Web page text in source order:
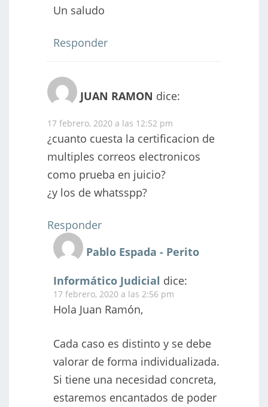
Un saludo
Responder
JUAN RAMON dice:
17 febrero, 2020 a las 12:52 pm
¿cuanto cuesta la certificacion de
multiples correos electronicos
como prueba en juicio?
¿y los de whatsspp?
Responder
Pablo Espada - Perito
Informático Judicial dice:
17 febrero, 2020 a las 2:56 pm
Hola Juan Ramón,
Cada caso es distinto y se debe
valorar de forma individualizada.
Si tiene una necesidad concreta,
estaremos encantados de poder